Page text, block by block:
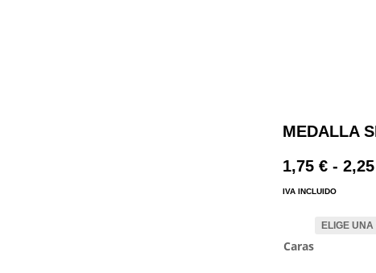
MEDALLA
1,75€ -
IVA INCLUIDO
Caras